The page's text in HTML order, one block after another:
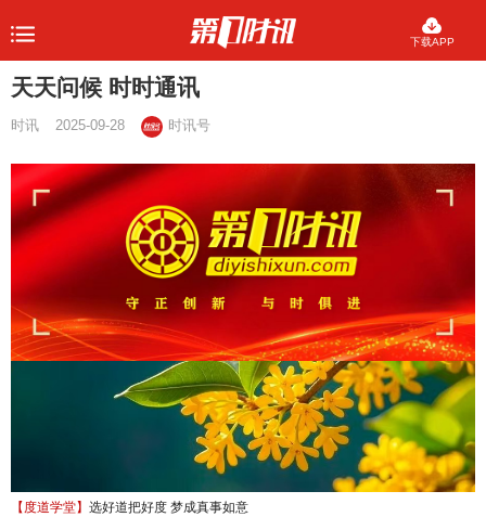
下载APP
天天问候 时时通讯
时讯 2025-09-28 时讯号
【度道学堂】 选好道把好度 梦成真事如意